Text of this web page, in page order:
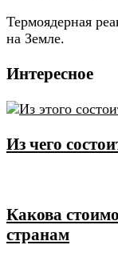
Термоядерная
на Земле.
Интересное
Из чего
Какова
странам